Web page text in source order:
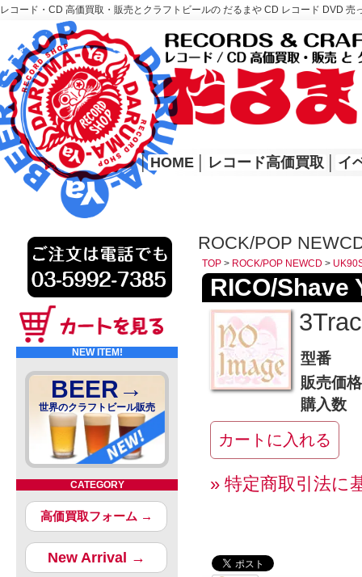
レコード・CD 高価買取・販売とクラフトビールの だるまや CD レコード DVD
レコード高価買取はこちら
HOME
│ HOME レコード高価買取 イ
NEW ITEM!
BEER→
世界のクラフトビール販売
CATEGORY
高価買取フォーム →
New Arrival →
ROCK/POP
TOP > ROCK/POP NEWCD >
RICO/Shave
型番
販売価格
購入数
» 特定商取引法に